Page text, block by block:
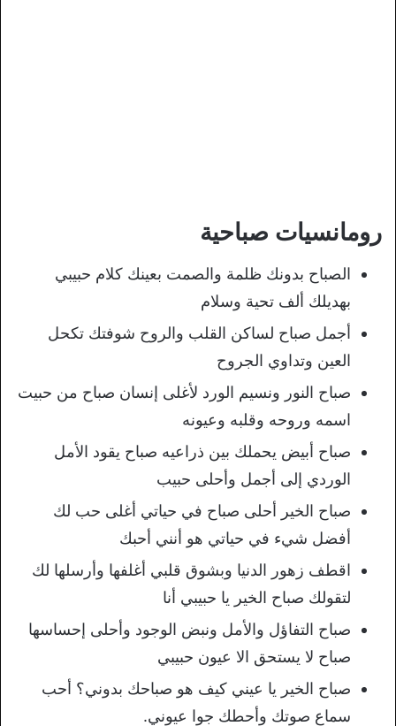
رومانسيات صباحية
الصباح بدونك ظلمة والصمت بعينك كلام حبيبي
بهديلك ألف تحية وسلام
أجمل صباح لساكن القلب والروح شوفتك تكحل
العين وتداوي الجروح
صباح النور ونسيم الورد لأغلى إنسان صباح من حبيت
اسمه وروحه وقلبه وعيونه
صباح أبيض يحملك بين ذراعيه صباح يقود الأمل
الوردي إلى أجمل وأحلى حبيب
صباح الخير أحلى صباح في حياتي أغلى حب لك
أفضل شيء في حياتي هو أنني أحبك
اقطف زهور الدنيا وبشوق قلبي أغلفها وأرسلها لك
لتقولك صباح الخير يا حبيبي أنا
صباح التفاؤل والأمل ونبض الوجود وأحلى إحساسها
صباح لا يستحق الا عيون حبيبي
صباح الخير يا عيني كيف هو صباحك بدوني؟ أحب
سماع صوتك وأحطك جوا عيوني.